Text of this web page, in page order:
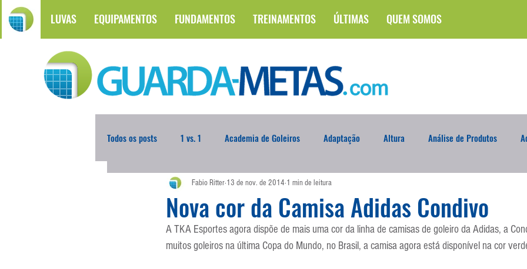
LUVAS EQUIPAMENTOS FUNDAMENTOS TREINAMENTOS ÚLTIMAS QUEM SOMOS
Todos os posts 1 vs. 1 Academia de Goleiros Adaptação Altura Análise de Produtos
Atualidades Blogoleiro da Semana Brasileirão
Comunicação Copa do Mundo Curso Defesa da Semana Deslocamento DVD
Nova cor da Camisa Adidas Condivo
Fabio Ritter 13 de nov. de 2014 1 min de leitura
A TKA Esportes agora dispõe de mais uma cor da linha de camisas de goleiro da Adidas, a
muitos goleiros na última Copa do Mundo, no Brasil, a camisa agora está disponível na cor